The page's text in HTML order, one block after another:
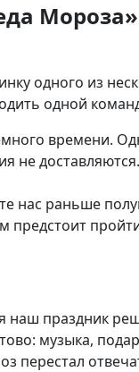
Мороза»
одного из
одной
времени.
не
нас раньше
наш праздник
музыка,
перестал